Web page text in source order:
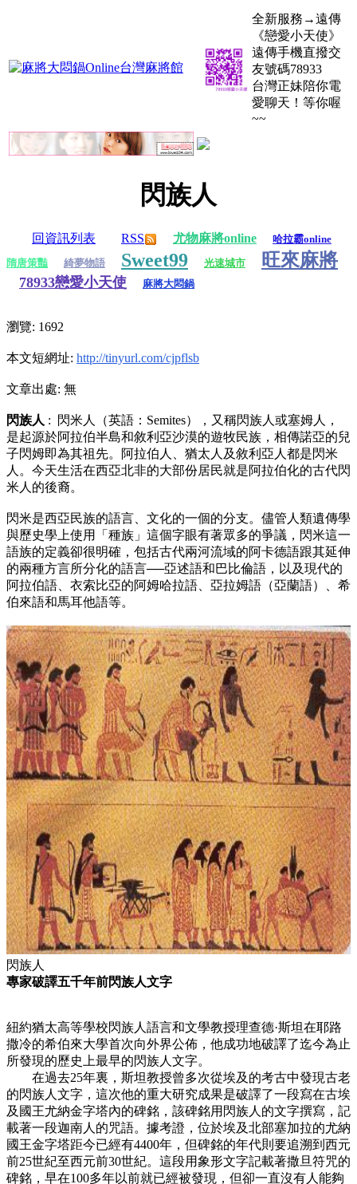
全新服務→遠傳
《戀愛小天使》
遠傳手機直撥交
友號碼78933
台灣正妹陪你電
愛聊天！等你喔
~~
閃族人
回資訊列表 RSS 尤物麻將online
哈拉霸online
隋唐策豔
綺夢物語 Sweet99 光速城市 旺來麻將
78933戀愛小天使 麻將大悶鍋
瀏覽: 1692
本文短網址: http://tinyurl.com/cjpflsb
文章出處: 無
閃族人 : 閃米人（英語：Semites），又稱閃族人或塞姆人，
是起源於阿拉伯半島和敘利亞沙漠的遊牧民族，相傳諾亞的兒
子閃姆即為其祖先。阿拉伯人、猶太人及敘利亞人都是閃米
人。今天生活在西亞北非的大部份居民就是阿拉伯化的古代閃
米人的後裔。
閃米是西亞民族的語言、文化的一個的分支。儘管人類遺傳學
與歷史學上使用「種族」這個字眼有著眾多的爭議，閃米這一
語族的定義卻很明確，包括古代兩河流域的阿卡德語跟其延伸
的兩種方言所分化的語言──亞述語和巴比倫語，以及現代的
阿拉伯語、衣索比亞的阿姆哈拉語、亞拉姆語（亞蘭語）、希
伯來語和馬耳他語等。
閃族人
專家破譯五千年前閃族人文字
紐約猶太高等學校閃族人語言和文學教授理查德·斯坦在耶路
撒冷的希伯來大學首次向外界公佈，他成功地破譯了迄今為止
所發現的歷史上最早的閃族人文字。
在過去25年裏，斯坦教授曾多次從埃及的考古中發現古老
的閃族人文字，這次他的重大研究成果是破譯了一段寫在古埃
及國王尤納金字塔內的碑銘，該碑銘用閃族人的文字撰寫，記
載著一段迦南人的咒語。據考證，位於埃及北部塞加拉的尤納
國王金字塔距今已經有4400年，但碑銘的年代則要追溯到西元
前25世紀至西元前30世紀。這段用象形文字記載著撒旦符咒的
碑銘，早在100多年以前就已經被發現，但卻一直沒有人能夠